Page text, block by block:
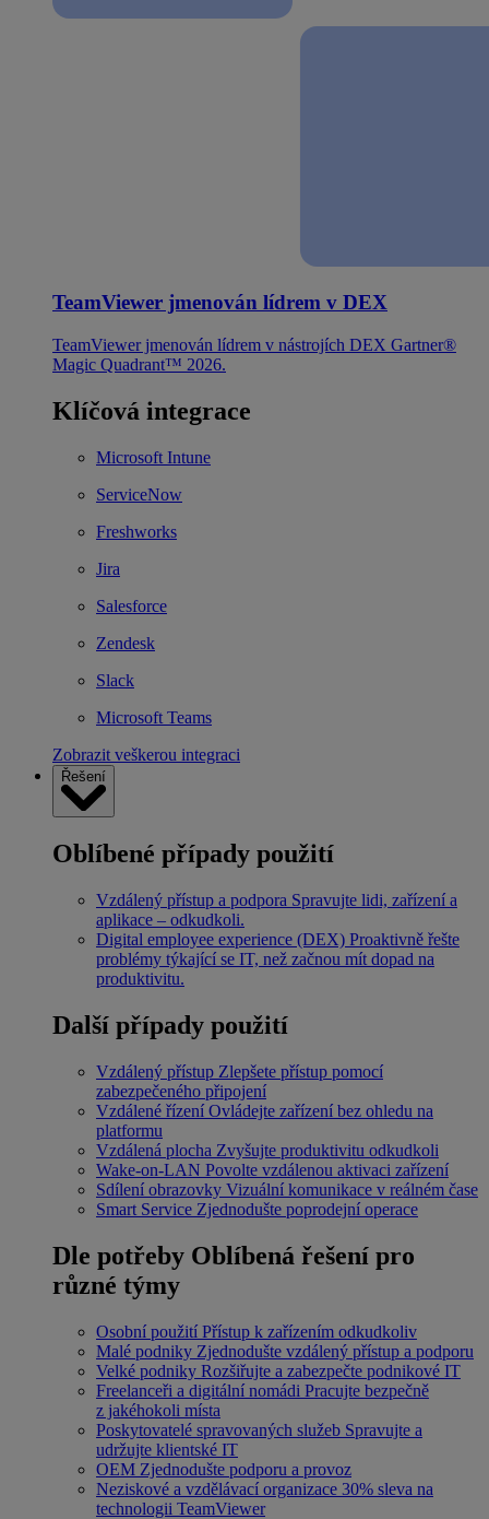
TeamViewer jmenován lídrem v DEX
TeamViewer jmenován lídrem v nástrojích DEX Gartner®
Magic Quadrant™ 2026.
Klíčová integrace
Microsoft Intune
ServiceNow
Freshworks
Jira
Salesforce
Zendesk
Slack
Microsoft Teams
Zobrazit veškerou integraci
Řešení
Oblíbené případy použití
Vzdálený přístup a podpora Spravujte lidi, zařízení a
aplikace – odkudkoli.
Digital employee experience (DEX) Proaktivně řešte
problémy týkající se IT, než začnou mít dopad na
produktivitu.
Další případy použití
Vzdálený přístup Zlepšete přístup pomocí
zabezpečeného připojení
Vzdálené řízení Ovládejte zařízení bez ohledu na
platformu
Vzdálená plocha Zvyšujte produktivitu odkudkoli
Wake-on-LAN Povolte vzdálenou aktivaci zařízení
Sdílení obrazovky Vizuální komunikace v reálném čase
Smart Service Zjednodušte poprodejní operace
Dle potřeby Oblíbená řešení pro
různé týmy
Osobní použití Přístup k zařízením odkudkoliv
Malé podniky Zjednodušte vzdálený přístup a podporu
Velké podniky Rozšiřujte a zabezpečte podnikové IT
Freelanceři a digitální nomádi Pracujte bezpečně
z jakéhokoli místa
Poskytovatelé spravovaných služeb Spravujte a
udržujte klientské IT
OEM Zjednodušte podporu a provoz
Neziskové a vzdělávací organizace 30% sleva na
technologii TeamViewer